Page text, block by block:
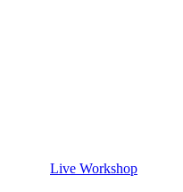
Live Workshop